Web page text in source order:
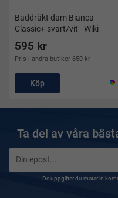
Baddräkt dam Bianca
Classic+ svart/vit - Wiki
595 kr
Pris i andra butiker 650 kr
Köp
Ta del av våra
De uppgifter du matar in